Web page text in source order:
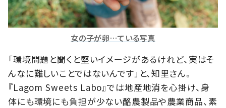
女の子が卵…ている写真
「環境問題と聞くと堅いイメージがあるけれど、実はそ
んなに難しいことではないんです」と、知里さん。
『Lagom Sweets Labo』では地産地消を心掛け、身
体にも環境にも負担が少ない酪農製品や農業商品、素